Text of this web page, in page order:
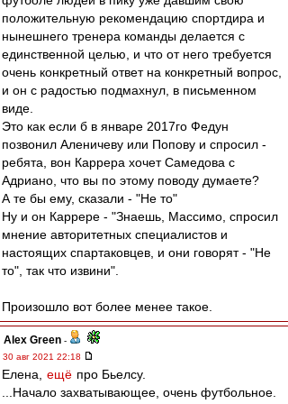
положительную рекомендацию спортдира и
нынешнего тренера команды делается с
единственной целью, и что от него требуется
очень конкретный ответ на конкретный вопрос,
и он с радостью подмахнул, в письменном
виде.
Это как если б в январе 2017го Федун
позвонил Аленичеву или Попову и спросил -
ребята, вон Каррера хочет Самедова с
Адриано, что вы по этому поводу думаете?
А те бы ему, сказали - "Не то"
Ну и он Каррере - "Знаешь, Массимо, спросил
мнение авторитетных специалистов и
настоящих спартаковцев, и они говорят - "Не
то", так что извини".
Произошло вот более менее такое.
Alex Green -
30 авг 2021 22:18
Елена, ещё про Бьелсу.
...Начало захватывающее, очень футбольное.